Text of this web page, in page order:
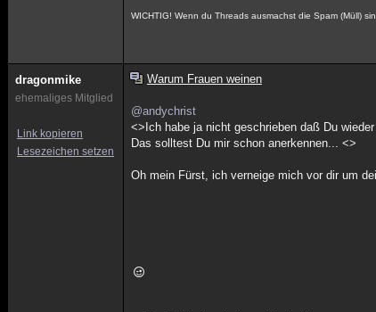
WICHTIG! Wenn du Threads ausmachst die Spam (Müll)
dragonmike
ehemaliges Mitglied
Link kopieren
Lesezeichen setzen
Warum Frauen weinen
@andychrist
<>Ich habe ja nicht geschrieben daß Du
Das solltest Du mir schon anerkennen... <>
Oh mein Fürst, ich verneige mich vor dir um